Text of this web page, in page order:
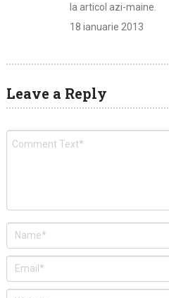
la articol azi-maine.
18 ianuarie 2013
Leave a Reply